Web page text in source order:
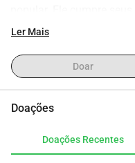
um estilo de vida
também almeja é fazer o
para tomar suas
mundo e fazer novas
não é permitido.
Ler Mais
Doar
Doações
Doações Recentes